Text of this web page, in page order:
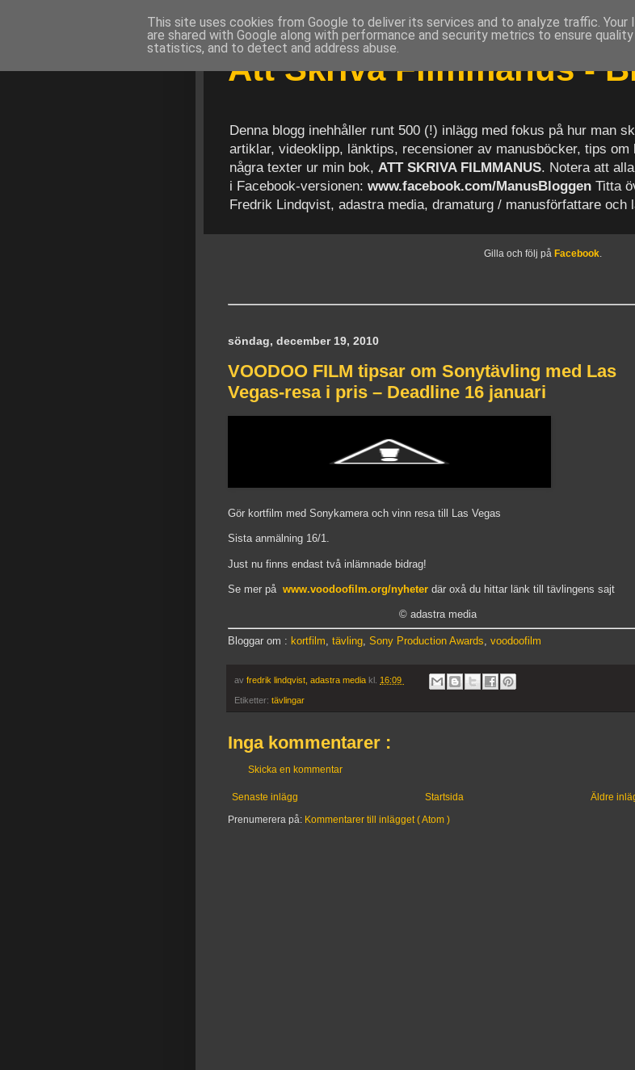
Att Skriva Filmmanus -
Denna blogg inehhåller runt 500 (!) inlägg med fokus på hur man
artiklar, videoklipp, länktips, recensioner av manusböcker, tips
några texter ur min bok, ATT SKRIVA FILMMANUS. Notera att
i Facebook-versionen: www.facebook.com/ManusBloggen Titta
Fredrik Lindqvist, adastra media, dramaturg / manusförfattare och
Gilla och följ på Facebook.
söndag, december 19, 2010
VOODOO FILM tipsar om Sonytävling med Las
Vegas-resa i pris – Deadline 16 januari
Gör kortfilm med Sonykamera och vinn resa till Las Vegas
Sista anmälning 16/1.
Just nu finns endast två inlämnade bidrag!
Se mer på www.voodoofilm.org/nyheter där oxå du hittar länk till tävlingens sajt
© adastra media
Bloggar om : kortfilm, tävling, Sony Production Awards, voodoofilm
av fredrik lindqvist, adastra media kl. 16:09
Etiketter: tävlingar
Inga kommentarer :
Skicka en kommentar
Senaste inlägg Äldre
Startsida
Prenumerera på: Kommentarer till inlägget ( Atom )
This site uses cookies from Google to deliver its services and to analyze traffic. Your
are shared with Google along with performance and security metrics to ensure
statistics, and to detect and address abuse.